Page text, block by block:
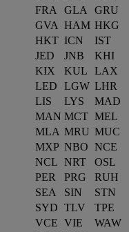
FRA
GLA
GRU
GVA HAM HKG
HKT ICN
IST
JED
JNB
KHI
KIX
KUL
LAX
LED
LGW LHR
LIS
LYS
MAD
MAN MCT MEL
MLA MRU MUC
MXP NBO NCE
NCL NRT
OSL
PER
PRG
RUH
SEA
SIN
STN
SYD TLV
TPE
VCE VIE
WAW